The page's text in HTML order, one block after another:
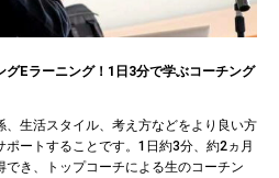
グEラーニング！1日3分で学ぶコーチング
、生活スタイル、考え方などをより良い方
ートすることです。1日約3分、約2ヵ月
き、トップコーチによる生のコーチン